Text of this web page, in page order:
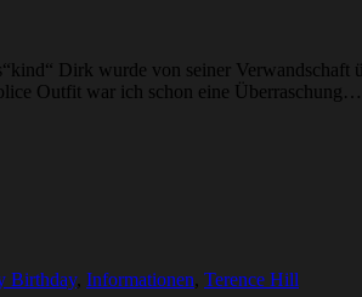
Dirk wurde von seiner Verwandschaft
Outfit war ich schon eine Überraschung…
Birthday, Informationen, Terence Hill